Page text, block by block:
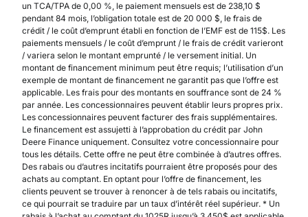
un TCA/TPA de 0,00 %, le paiement mensuels est de 238,10 $
pendant 84 mois, l’obligation totale est de 20 000 $, le frais de
crédit / le coût d’emprunt établi en fonction de l’EMF est de 115$. Les
paiements mensuels / le coût d’emprunt / le frais de crédit varieront
/ variera selon le montant emprunté / le versement initial. Un
montant de financement minimum peut être requis; l’utilisation d’un
exemple de montant de financement ne garantit pas que l’offre est
applicable. Les frais pour des montants en souffrance sont de 24 %
par année. Les concessionnaires peuvent établir leurs propres prix.
Les concessionnaires peuvent facturer des frais supplémentaires.
Le financement est assujetti à l’approbation du crédit par John
Deere Finance uniquement. Consultez votre concessionnaire pour
tous les détails. Cette offre ne peut être combinée à d’autres offres.
Des rabais ou d’autres incitatifs pourraient être proposés pour des
achats au comptant. En optant pour l’offre de financement, les
clients peuvent se trouver à renoncer à de tels rabais ou incitatifs,
ce qui pourrait se traduire par un taux d’intérêt réel supérieur. * Un